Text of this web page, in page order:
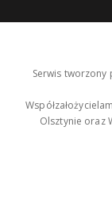
Serwis tworzony
Olsztynie oraz